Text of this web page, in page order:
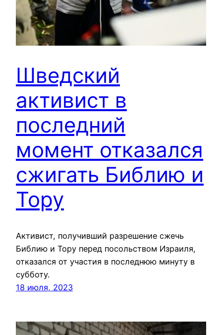
Шведский
активист в
последний
момент отказался
сжигать Библию и
Тору
Активист, получивший разрешение сжечь
Библию и Тору перед посольством Израиля,
отказался от участия в последнюю минуту в
субботу.
18 июля, 2023